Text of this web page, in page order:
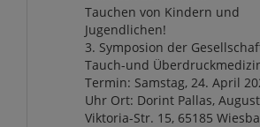
Tauchen von Kindern und
Jugendlichen!
3. Symposion der
Tauch-und
Termin: Samstag, 24. April
Uhr Ort: Dorint Pallas,
Viktoria-Str. 15, 65185